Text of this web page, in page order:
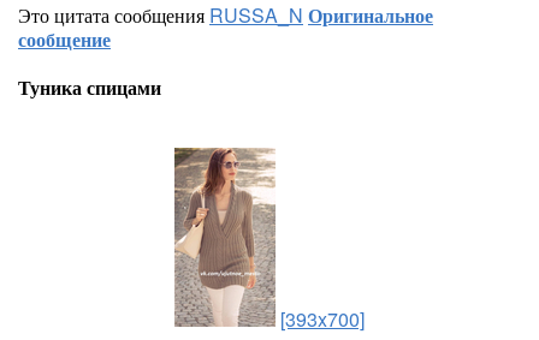
Это цитата сообщения RUSSA_N Оригинальное
сообщение
Туника спицами
[393x700]